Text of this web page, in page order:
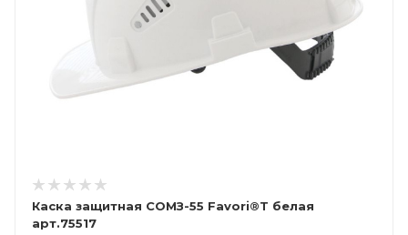
Каска защитная СОМЗ-55 Favori®T белая
арт.75517